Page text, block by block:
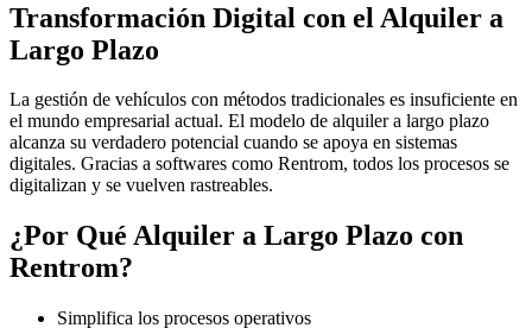
Transformación Digital con el Alquiler a
Largo Plazo
La gestión de vehículos con métodos tradicionales es insuficiente en
el mundo empresarial actual. El modelo de alquiler a largo plazo
alcanza su verdadero potencial cuando se apoya en sistemas
digitales. Gracias a softwares como Rentrom, todos los procesos se
digitalizan y se vuelven rastreables.
¿Por Qué Alquiler a Largo Plazo con
Rentrom?
Simplifica los procesos operativos